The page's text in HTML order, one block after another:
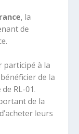
, la
de
participé à la
de la
RL-01.
de la
leurs